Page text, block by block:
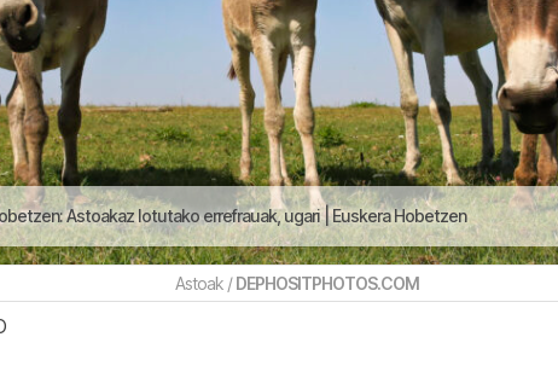
Astoakaz lotutako errefrauak, ugari | Euskera Hobetzen
Astoak /DEPHOSITPHOTOS.COM